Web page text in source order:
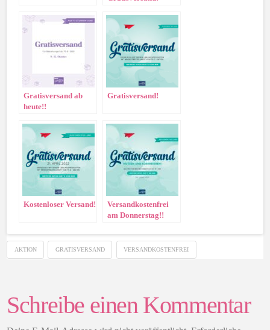
Gratisversand ab
heute!!
Gratisversand!
Kostenloser Versand!
Versandkostenfrei
am Donnerstag!!
AKTION GRATISVERSAND VERSANDKOSTENFREI
Schreibe einen Kommentar